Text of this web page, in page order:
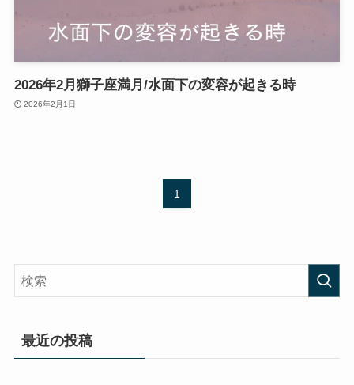
2026年2月獅子座満月/水面下の変容が起きる時
2026年2月1日
1
最近の投稿